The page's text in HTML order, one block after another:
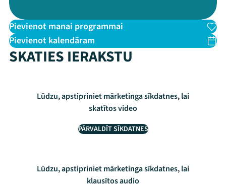
Pievienot manai programmai
Pievienot kalendāram
SKATIES IERAKSTU
Lūdzu, apstipriniet mārketinga sīkdatnes, lai
skatītos video
PĀRVALDĪT SĪKDATNES
Lūdzu, apstipriniet mārketinga sīkdatnes, lai
klausītos audio